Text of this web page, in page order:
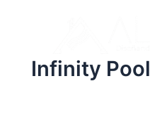
Infinity Pool